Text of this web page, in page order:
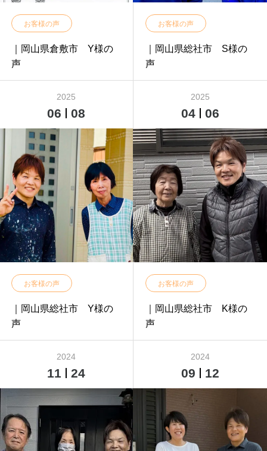
お客様の声
｜岡山県倉敷市 Y様の
声
お客様の声
｜岡山県総社市 S様の
声
2025
06 08
お客様の声
｜岡山県総社市 Y様の
声
2025
04 06
お客様の声
｜岡山県総社市 K様の
声
2024
11 24
2024
09 12